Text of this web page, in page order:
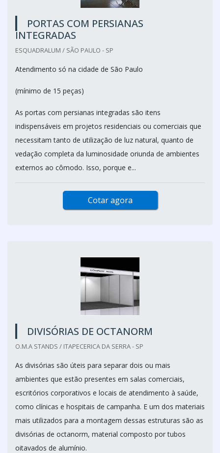
PORTAS COM PERSIANAS
INTEGRADAS
ESQUADRALUM / SÃO PAULO - SP
Atendimento só na cidade de São Paulo
(mínimo de 15 peças)
As portas com persianas integradas são itens
indispensáveis em projetos residenciais ou comerciais que
necessitam tanto de utilização de luz natural, quanto de
vedação completa da luminosidade oriunda de ambientes
externos ao cômodo. Isso, porque e...
Cotar agora
DIVISÓRIAS DE OCTANORM
O.M.A STANDS / ITAPECERICA DA SERRA - SP
As divisórias são úteis para separar dois ou mais
ambientes que estão presentes em salas comerciais,
escritórios corporativos e locais de atendimento à saúde,
como clínicas e hospitais de campanha. E um dos materiais
mais utilizados para a montagem dessas estruturas são as
divisórias de octanorm, material composto por tubos
oitavados de alumínio.